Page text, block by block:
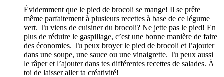
Évidemment que le pied de brocoli se mange! Il se prête
même parfaitement à plusieurs recettes à base de ce légume
vert. Tu viens de cuisiner du brocoli? Ne jette pas le pied! En
plus de réduire le gaspillage, c’est une bonne manière de faire
des économies. Tu peux broyer le pied de brocoli et l’ajouter
dans une soupe, une sauce ou une vinaigrette. Tu peux aussi
le râper et l’ajouter dans tes différentes recettes de salades. À
toi de laisser aller ta créativité!